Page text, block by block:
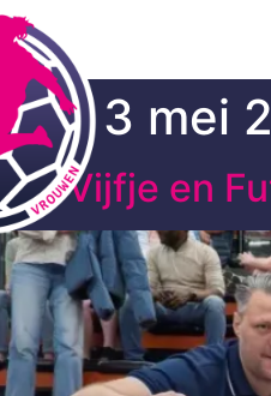
Dag:3 mei
Drs. Vijfje en